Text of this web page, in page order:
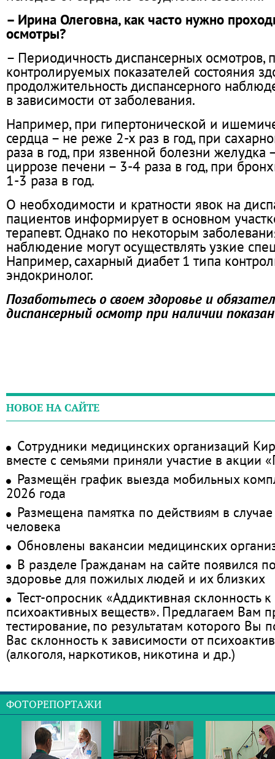
– Ирина Олеговна, как часто нужно
осмотры?
– Периодичность диспансерных осмотров,
контролируемых показателей состояния
продолжительность диспансерного
в зависимости от заболевания.
Например, при гипертонической и
сердца – не реже 2-х раз в год, при
раза в год, при язвенной болезни желудка
циррозе печени – 3-4 раза в год, при
1-3 раза в год.
О необходимости и кратности явок на
пациентов информирует в основном
терапевт. Однако по некоторым
наблюдение могут осуществлять узкие
Например, сахарный диабет 1 типа
эндокринолог.
Позаботьтесь о своем здоровье и
диспансерный осмотр при наличии
НОВОЕ НА САЙТЕ
Сотрудники медицинских организаций
вместе с семьями приняли участие в акции
Размещён график выезда мобильных
2026 года
Размещена памятка по действиям в
человека
Обновлены вакансии медицинских
В разделе Гражданам на сайте появился
здоровье для пожилых людей и их близких
Тест-опросник «Аддиктивная склонность
психоактивных веществ». Предлагаем Вам
тестирование, по результатам которого Вы
Вас склонность к зависимости от
(алкоголя, наркотиков, никотина и др.)
ФОТОРЕПОРТАЖИ